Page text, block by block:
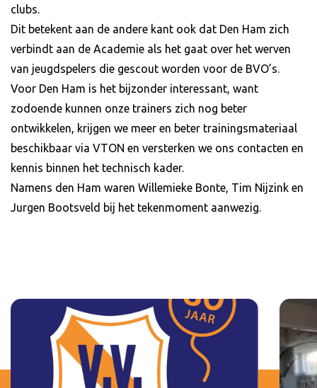
clubs.
Dit betekent aan de andere kant ook dat Den Ham zich
verbindt aan de Academie als het gaat over het werven
van jeugdspelers die gescout worden voor de BVO’s.
Voor Den Ham is het bijzonder interessant, want
zodoende kunnen onze trainers zich nog beter
ontwikkelen, krijgen we meer en beter trainingsmateriaal
beschikbaar via VTON en versterken we ons contacten en
kennis binnen het technisch kader.
Namens den Ham waren Willemieke Bonte, Tim Nijzink en
Jurgen Bootsveld bij het tekenmoment aanwezig.